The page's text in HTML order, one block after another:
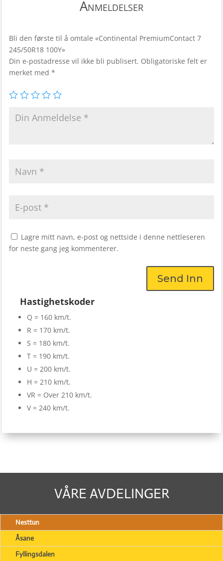
Anmeldelser
Bli den første til å omtale «Continental PremiumContact 7
245/50R18 100Y»
Din e-postadresse vil ikke bli publisert. Obligatoriske felt er
merket med *
Lagre mitt navn, e-post og nettside i denne nettleseren
for neste gang jeg kommenterer.
Send Inn
Hastighetskoder
Q = 160 km/t.
R = 170 km/t.
S = 180 km/t.
T = 190 km/t.
U = 200 km/t.
H = 210 km/t.
VR = Over 210 km/t.
V = 240 km/t.
VÅRE AVDELINGER
Nesttun
Åsane
Fyllingsdalen